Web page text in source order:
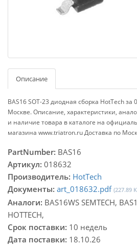
Описание
BAS16 SOT-23 диодная сборка HotTech за
Москве. Описание, характеристики,
и наличие товара в каталоге на
магазина www.triatron.ru Доставка по
PartNumber: BAS16
Артикул: 018632
Производитель: HotTech
Документы: art_018632.pdf (227.89
Аналоги: BAS16WS SEMTECH,
HOTTECH,
Срок поставки: 10 недель
Дата поставки: 18.10.26